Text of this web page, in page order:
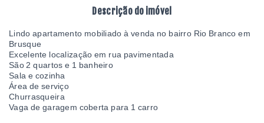
Descrição do imóvel
Lindo apartamento mobiliado à venda no bairro Rio Branco em
Brusque
Excelente localização em rua pavimentada
São 2 quartos e 1 banheiro
Sala e cozinha
Área de serviço
Churrasqueira
Vaga de garagem coberta para 1 carro